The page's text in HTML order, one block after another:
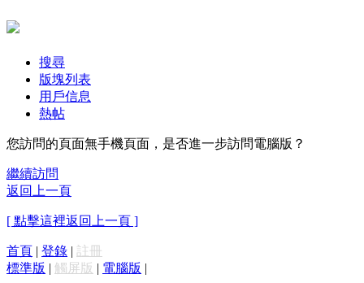
搜尋
版塊列表
用戶信息
熱帖
您訪問的頁面無手機頁面，是否進一步訪問電腦版？
繼續訪問
返回上一頁
[ 點擊這裡返回上一頁 ]
首頁 | 登錄 | 註冊
標準版 | 觸屏版 | 電腦版 |